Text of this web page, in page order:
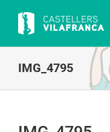
content
IMG_4795